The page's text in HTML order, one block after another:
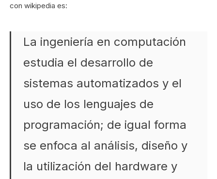
con wikipedia es:
La ingeniería en computación
estudia el desarrollo de
sistemas automatizados y el
uso de los lenguajes de
programación; de igual forma
se enfoca al análisis, diseño y
la utilización del hardware y